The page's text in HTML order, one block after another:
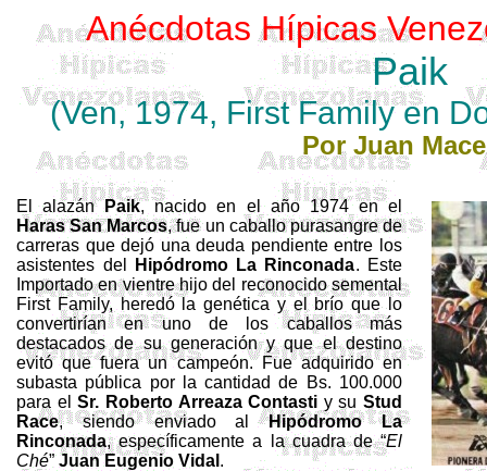
Anécdotas Hípicas
Paik
(Ven, 1974, First Familyen
Por Juan
El alazánPaik, nacido en el año 1974 en el
Haras San Marcos, fue un caballo purasangre de
carreras que dejó una deuda pendiente entre los
asistentes del
Hipódromo La Rinconada. Este
Importado en vientre hijo del reconocido semental
First Family, heredó la genética y el brío que lo
convertirían en uno de los caballos más
destacados de su generación y que el destino
evitó que fuera un campeón. Fue adquirido en
subasta pública por la cantidad de Bs. 100.000
para elSr. Roberto Arreaza Contasti y su Stud
Race, siendo enviado alHipódromo La
Rinconada, específicamente a la cuadra de “El
Ché”Juan Eugenio Vidal .